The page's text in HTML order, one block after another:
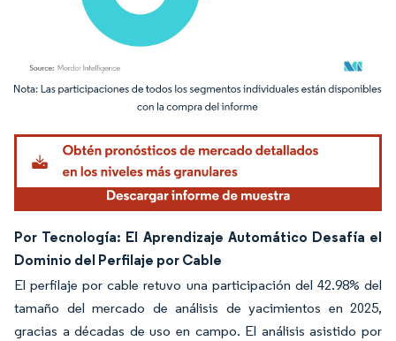
Imagen © Mordor Intelligence. El uso requiere atribución según CC BY 4.0.
Por Tecnología: El Aprendizaje Automático Desafía el
Dominio del Perfilaje por Cable
El perfilaje por cable retuvo una participación del 42.98% del
tamaño del mercado de análisis de yacimientos en 2025,
gracias a décadas de uso en campo. El análisis asistido por